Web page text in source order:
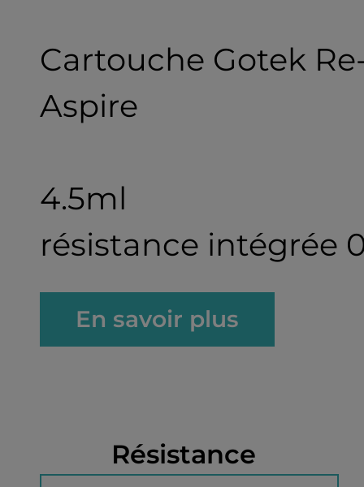
Cartouche Gotek
Aspire
4.5ml
résistance intégrée
En savoir plus
Résistance